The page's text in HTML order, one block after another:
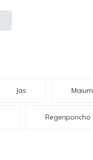
Jas Maium
Regenponcho